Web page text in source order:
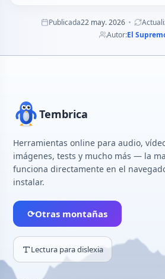
Publicada22 may. 2026
Autor:El
Tembrica
Herramientas online para audio,
imágenes, tests y mucho más — la
funciona directamente en el
instalar.
⟳Otras montañas
Lectura para dislexia